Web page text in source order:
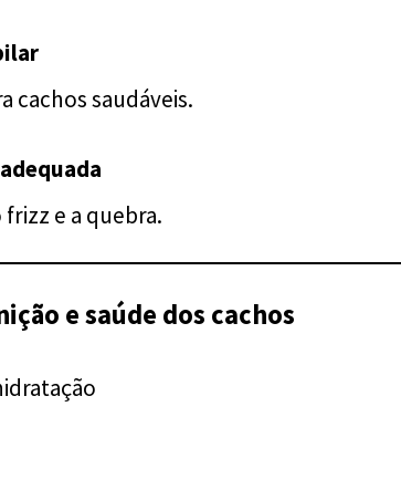
cachos saudáveis.
e a quebra.
e saúde dos cachos